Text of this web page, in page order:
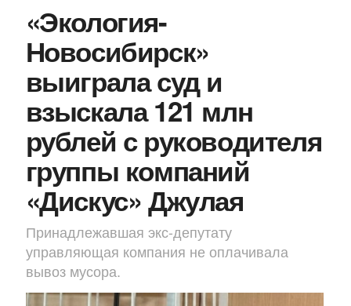
«Экология-
Новосибирск»
выиграла суд и
взыскала 121 млн
рублей с руководителя
группы компаний
«Дискус» Джулая
Принадлежавшая экс-депутату
управляющая компания не оплачивала
вывоз мусора.